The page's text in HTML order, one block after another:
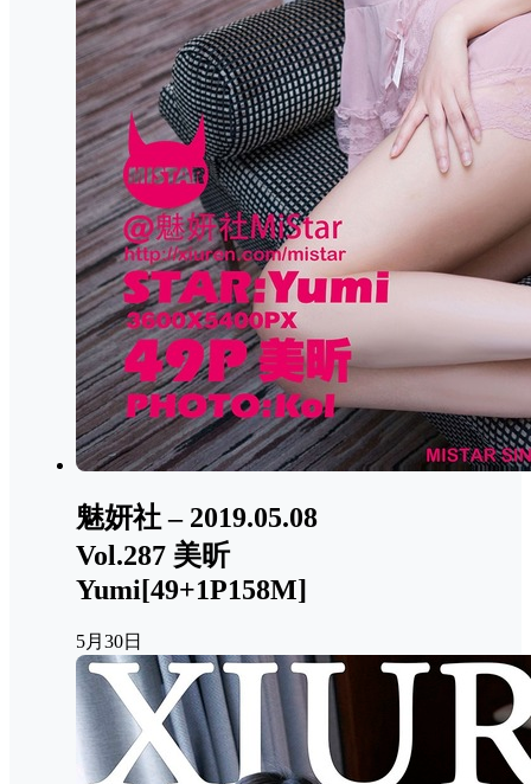
魅妍社 – 2019.05.08
Vol.287 美昕
Yumi[49+1P158M]
5月30日